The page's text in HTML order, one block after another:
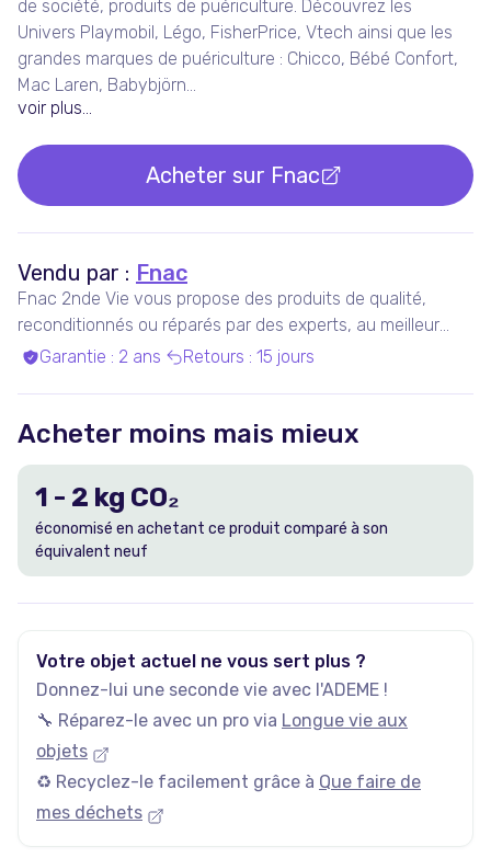
de société, produits de puériculture. Découvrez les
Univers Playmobil, Légo, FisherPrice, Vtech ainsi que les
grandes marques de puériculture : Chicco, Bébé Confort,
Mac Laren, Babybjörn...
voir plus...
Acheter sur Fnac
Vendu par : Fnac
Fnac 2nde Vie vous propose des produits de qualité,
reconditionnés ou réparés par des experts, au meilleur
prix.Garantie : 2 ans Retours : 15 jours
Acheter moins mais mieux
1 - 2 kg CO₂
économisé en achetant ce produit comparé à son
équivalent neuf
Votre objet actuel ne vous sert plus ?
Donnez-lui une seconde vie avec l'ADEME !
🔧 Réparez-le avec un pro via Longue vie aux
objets
♻️ Recyclez-le facilement grâce à Que faire de
mes déchets